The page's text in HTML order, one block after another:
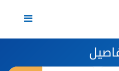
Toggle
navigation